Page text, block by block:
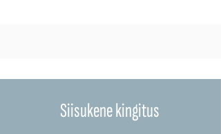
Siisukene kingitus